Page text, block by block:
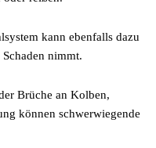
kann ebenfalls dazu
nimmt.
Brüche an Kolben,
können schwerwiegende